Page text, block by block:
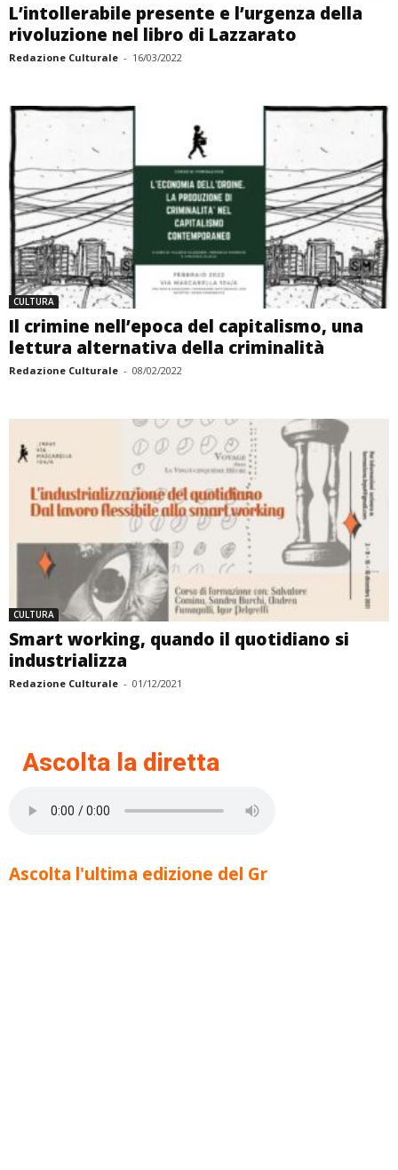
L’intollerabile presente e l’urgenza della
rivoluzione nel libro di Lazzarato
Redazione Culturale - 16/03/2022
CULTURA
Il crimine nell’epoca del capitalismo, una
lettura alternativa della criminalità
Redazione Culturale - 08/02/2022
CULTURA
Smart working, quando il quotidiano si
industrializza
Redazione Culturale - 01/12/2021
Ascolta la diretta
Ascolta l'ultima edizione del Gr